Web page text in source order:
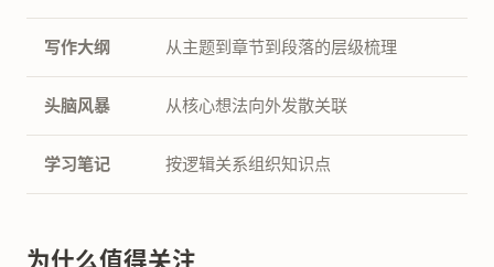
写作大纲 从主题到章节到段落的层级梳理
头脑风暴 从核心想法向外发散关联
学习笔记 按逻辑关系组织知识点
为什么值得关注